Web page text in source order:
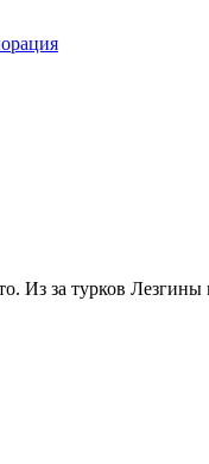
Из за турков Лезгины